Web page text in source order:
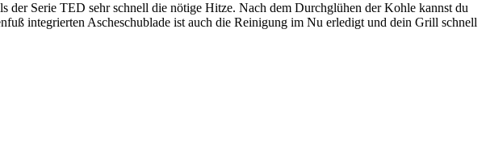
Serie TED sehr schnell die nötige Hitze. Nach dem Durchglühen der Kohle kannst du
integrierten Ascheschublade ist auch die Reinigung im Nu erledigt und dein Grill schnell